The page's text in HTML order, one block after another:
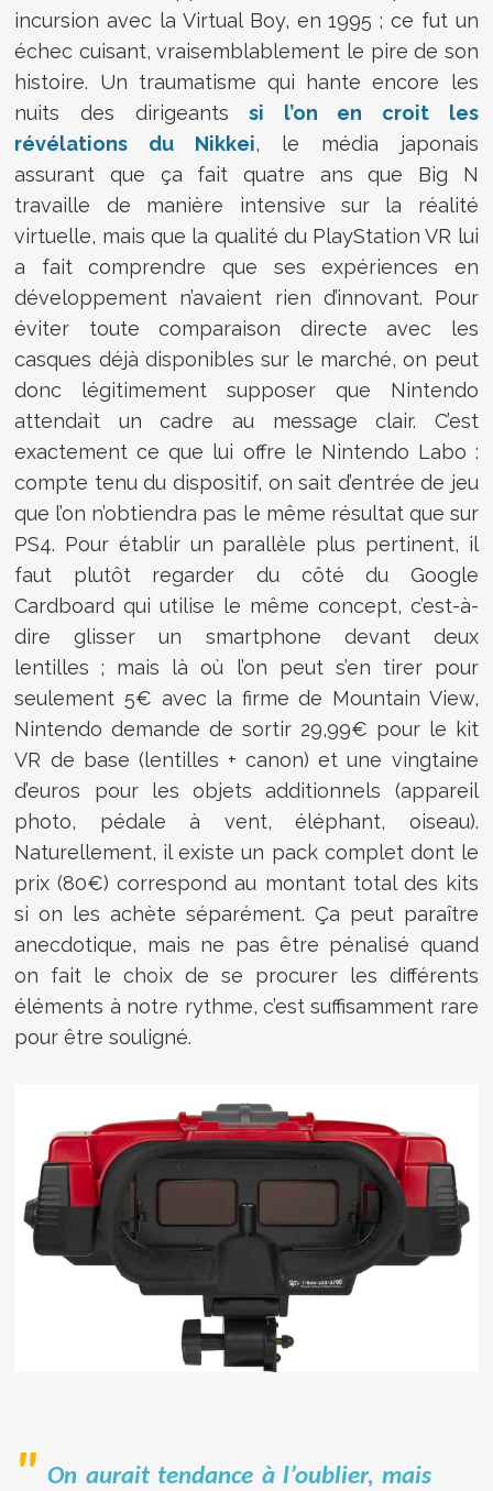
incursion avec la Virtual Boy, en 1995 ; ce fut un
échec cuisant, vraisemblablement le pire de son
histoire. Un traumatisme qui hante encore les
nuits des dirigeantssi l’on en croit les
révélations du Nikkei, le média japonais
assurant que ça fait quatre ans que Big N
travaille de manière intensive sur la réalité
virtuelle, mais que la qualité du PlayStation VR lui
a fait comprendre que ses expériences en
développement n’avaient rien d’innovant. Pour
éviter toute comparaison directe avec les
casques déjà disponibles sur le marché, on peut
donc légitimement supposer que Nintendo
attendait un cadre au message clair. C’est
exactement ce que lui offre le Nintendo Labo :
compte tenu du dispositif, on sait d’entrée de jeu
que l’on n’obtiendra pas le même résultat que sur
PS4. Pour établir un parallèle plus pertinent, il
faut plutôt regarder du côté du Google
Cardboard qui utilise le même concept, c’est-à-
dire glisser un smartphone devant deux
lentilles ; mais là où l’on peut s’en tirer pour
seulement 5€ avec la firme de Mountain View,
Nintendo demande de sortir 29,99€ pour le kit
VR de base (lentilles + canon) et une vingtaine
d’euros pour les objets additionnels (appareil
photo, pédale à vent, éléphant, oiseau).
Naturellement, il existe un pack complet dont le
prix (80€) correspond au montant total des kits
si on les achète séparément. Ça peut paraître
anecdotique, mais ne pas être pénalisé quand
on fait le choix de se procurer les différents
éléments à notre rythme, c’est suffisamment rare
pour être souligné.
On aurait tendance à l’oublier, mais